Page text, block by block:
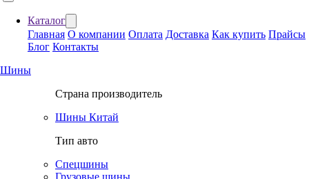
Каталог
Главная О компании Оплата Доставка Как купить Прайсы
Блог Контакты
Шины
Страна производитель
Шины Китай
Тип авто
Спецшины
Грузовые шины